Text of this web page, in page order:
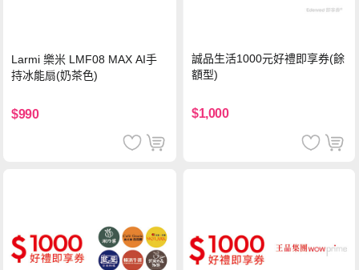
Larmi 樂米 LMF08 MAX AI手
持冰能扇(奶茶色)
$990
誠品生活1000元好禮即享券(餘
額型)
$1,000